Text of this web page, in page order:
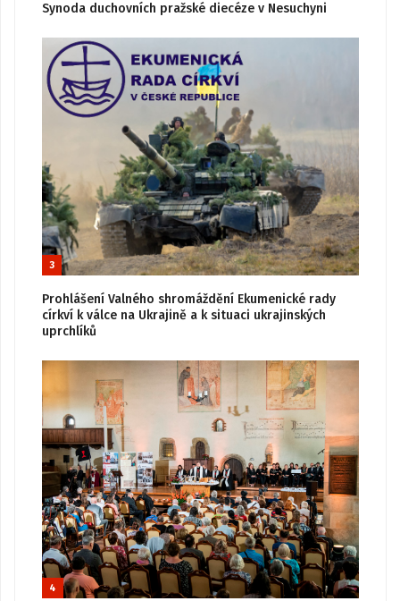
Synoda duchovních pražské diecéze v Nesuchyni
3
Prohlášení Valného shromáždění Ekumenické rady
církví k válce na Ukrajině a k situaci ukrajinských
uprchlíků
4